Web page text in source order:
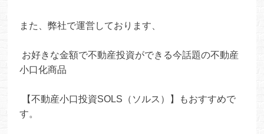
また、弊社で運営しております、
お好きな金額で不動産投資ができる今話題の不動産
小口化商品
【不動産小口投資SOLS（ソルス）】もおすすめで
す。